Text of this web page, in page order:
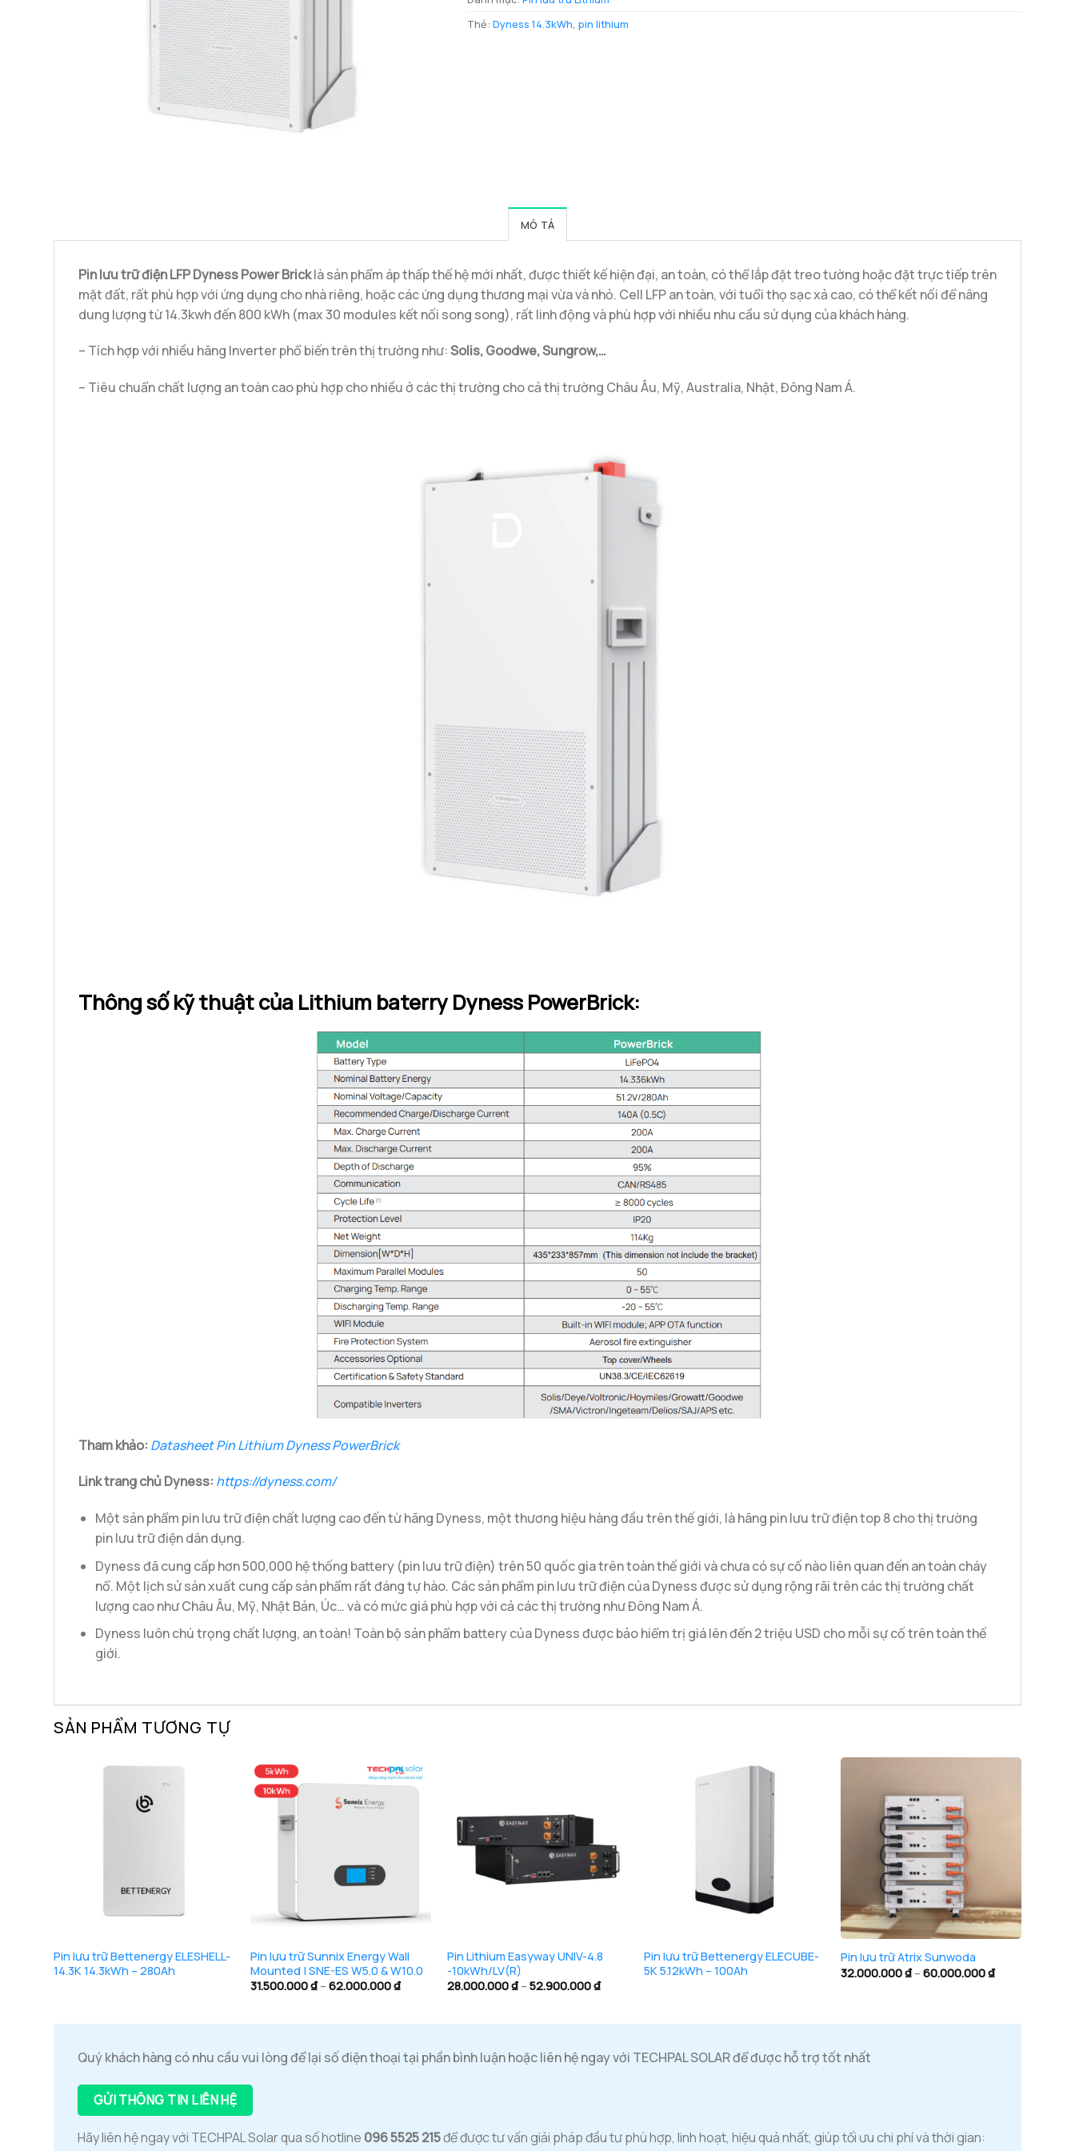
Thẻ: Dyness 14.3kWh, pin lithium
MÔ TẢ
Pin lưu trữ điện LFP Dyness Power Bricklà sản phẩm áp thấp thế hệ mới nhất, được thiết kế hiện đại, an toàn, có thể lắp đặt treo tường hoặc đặt trực tiếp trên
mặt đất, rất phù hợp với ứng dụng cho nhà riêng, hoặc các ứng dụng thương mại vừa và nhỏ. Cell LFP an toàn, với tuổi thọ sạc xả cao, có thể kết nối để nâng
dung lượng từ 14.3kwh đến 800 kWh (max 30 modules kết nối song song), rất linh động và phù hợp với nhiều nhu cầu sử dụng của khách hàng.
– Tích hợp với nhiều hãng Inverter phổ biến trên thị trường như:Solis, Goodwe, Sungrow,…
– Tiêu chuẩn chất lượng an toàn cao phù hợp cho nhiều ở các thị trường cho cả thị trường Châu Âu, Mỹ, Australia, Nhật, Đông Nam Á.
Thông số kỹ thuật của Lithium baterry Dyness PowerBrick:
Tham khảo:Datasheet Pin Lithium Dyness PowerBrick
Link trang chủ Dyness:https://dyness.com/
Một sản phẩm pin lưu trữ điện chất lượng cao đến từ hãng Dyness, một thương hiệu hàng đầu trên thế giới, là hãng pin lưu trữ điện top 8 cho thị trường
pin lưu trữ điện dân dụng.
Dyness đã cung cấp hơn 500,000 hệ thống battery (pin lưu trữ điện) trên 50 quốc gia trên toàn thế giới và chưa có sự cố nào liên quan đến an toàn cháy
nổ. Một lịch sử sản xuất cung cấp sản phẩm rất đáng tự hào. Các sản phẩm pin lưu trữ điện của Dyness được sử dụng rộng rãi trên các thị trường chất
lượng cao như Châu Âu, Mỹ, Nhật Bản, Úc… và có mức giá phù hợp với cả các thị trường như Đông Nam Á.
Dyness luôn chú trọng chất lượng, an toàn! Toàn bộ sản phẩm battery của Dyness được bảo hiểm trị giá lên đến 2 triệu USD cho mỗi sự cố trên toàn thế
giới.
SẢN PHẨM TƯƠNG TỰ
Pin lưu trữ Bettenergy ELESHELL-
14.3K 14.3kWh – 280Ah
+
Pin lưu trữ Sunnix Energy Wall
Mounted | SNE-ES W5.0 & W10.0
31.500.000₫ – 62.000.000₫Khoảng
Pin Lithium Easyway UNIV-4.8
-10kWh/LV(R)
28.000.000₫ – 52.900.000₫Khoảng
Pin lưu trữ Bettenergy ELECUBE-
5K 5.12kWh – 100Ah
+
Pin lưu trữ Atrix Sunwoda
32.000.000₫ – 60.000.000₫Khoảng
60.000.000 ₫
Quý khách hàng có nhu cầu vui lòng để lại số điện thoại tại phần bình luận hoặc liên hệ ngay với TECHPAL SOLAR để được hỗ trợ tốt nhất
GỬI THÔNG TIN LIÊN HỆ
Hãy liên hệ ngay với TECHPAL Solar qua số hotline 096 5525 215để được tư vấn giải pháp đầu tư phù hợp, linh hoạt, hiệu quả nhất, giúp tối ưu chi phí và thời gian: